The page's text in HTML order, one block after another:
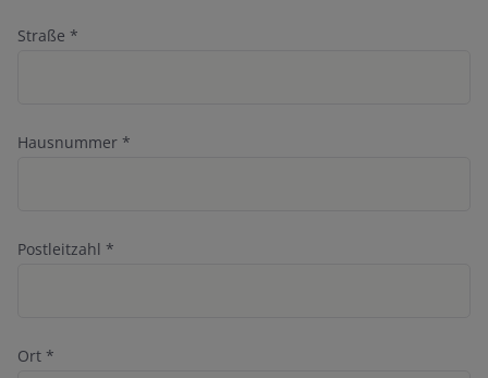
Straße *
Hausnummer *
Postleitzahl *
Ort *